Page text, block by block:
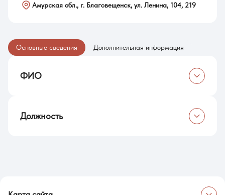
Амурская обл., г. Благовещенск, ул. Ленина, 104, 219
Основные сведения Дополнительная информация
ФИО
Должность